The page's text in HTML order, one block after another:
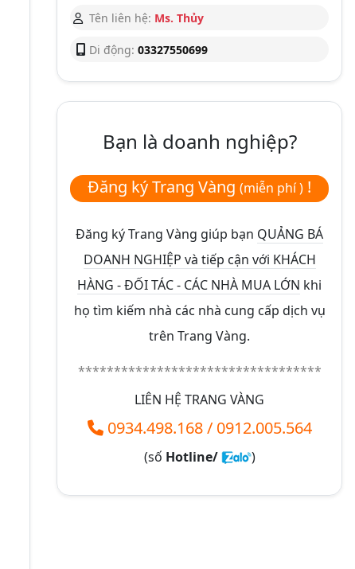
Tên liên hệ: Ms. Thủy
Di động: 03327550699
Bạn là doanh nghiệp?
Đăng ký Trang Vàng (miễn phí ) !
Đăng ký Trang Vàng giúp bạn QUẢNG BÁ
DOANH NGHIỆP và tiếp cận với KHÁCH
HÀNG - ĐỐI TÁC - CÁC NHÀ MUA LỚN khi
họ tìm kiếm nhà các nhà cung cấp dịch vụ
trên Trang Vàng.
**********************************
LIÊN HỆ TRANG VÀNG
0934.498.168/ 0912.005.564
(số Hotline/ )